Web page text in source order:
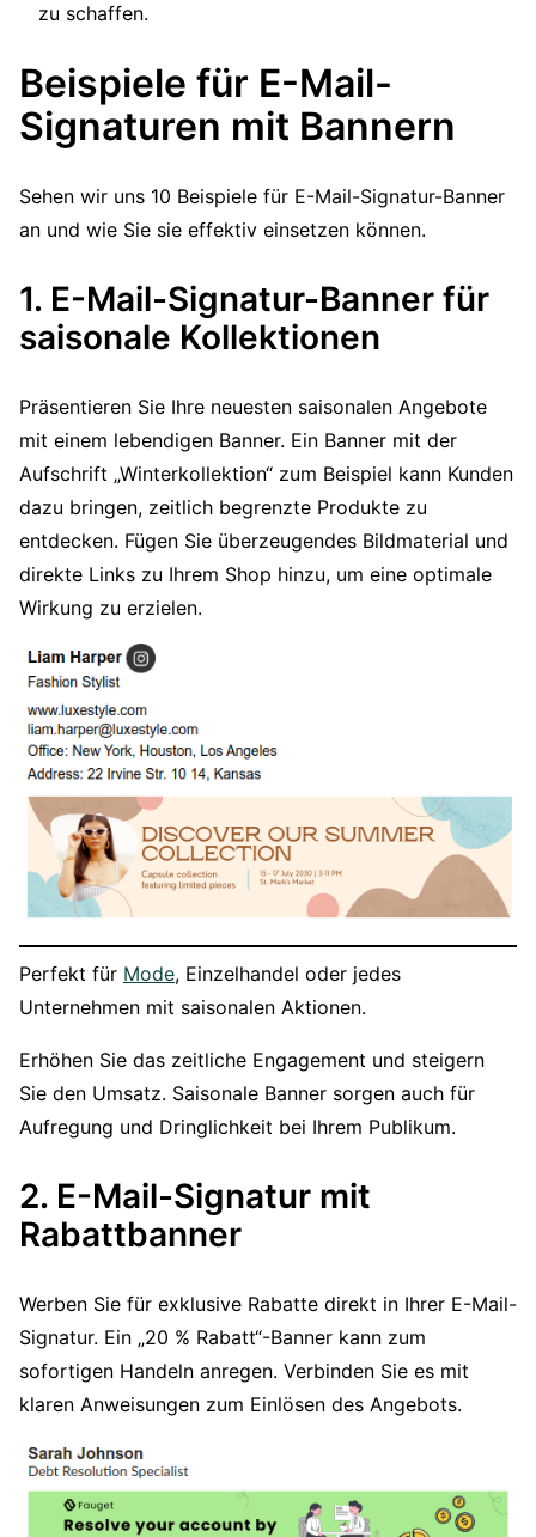
zu schaffen.
Beispiele für E-Mail-
Signaturen mit Bannern
Sehen wir uns 10 Beispiele für E-Mail-Signatur-Banner
an und wie Sie sie effektiv einsetzen können.
1. E-Mail-Signatur-Banner für
saisonale Kollektionen
Präsentieren Sie Ihre neuesten saisonalen Angebote
mit einem lebendigen Banner. Ein Banner mit der
Aufschrift „Winterkollektion“ zum Beispiel kann Kunden
dazu bringen, zeitlich begrenzte Produkte zu
entdecken. Fügen Sie überzeugendes Bildmaterial und
direkte Links zu Ihrem Shop hinzu, um eine optimale
Wirkung zu erzielen.
Perfekt für Mode, Einzelhandel oder jedes
Unternehmen mit saisonalen Aktionen.
Erhöhen Sie das zeitliche Engagement und steigern
Sie den Umsatz. Saisonale Banner sorgen auch für
Aufregung und Dringlichkeit bei Ihrem Publikum.
2. E-Mail-Signatur mit
Rabattbanner
Werben Sie für exklusive Rabatte direkt in Ihrer E-Mail-
Signatur. Ein „20 % Rabatt“-Banner kann zum
sofortigen Handeln anregen. Verbinden Sie es mit
klaren Anweisungen zum Einlösen des Angebots.